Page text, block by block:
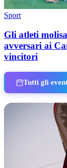
Sport
Gli atleti
avversari ai
vincitori
Tutti gli